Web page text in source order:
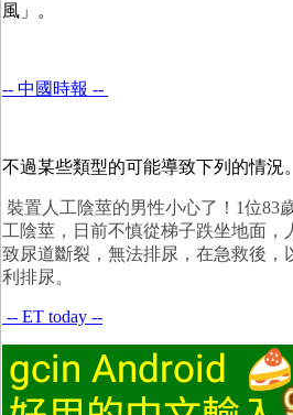
風」。
-- 中國時報 --
不過某些類型的可能導致下列的情況
裝置人工陰莖的男性小心了！1位83
工陰莖，日前不慎從梯子跌坐地面，
致尿道斷裂，無法排尿，在急救後，
利排尿。
-- ET today --